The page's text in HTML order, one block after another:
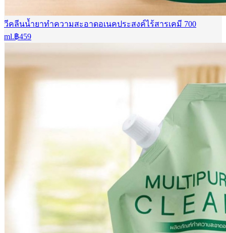
วีคลีนน้ำยาทำความสะอาดอเนคประสงค์ไร้สารเคมี 700
ml.฿459